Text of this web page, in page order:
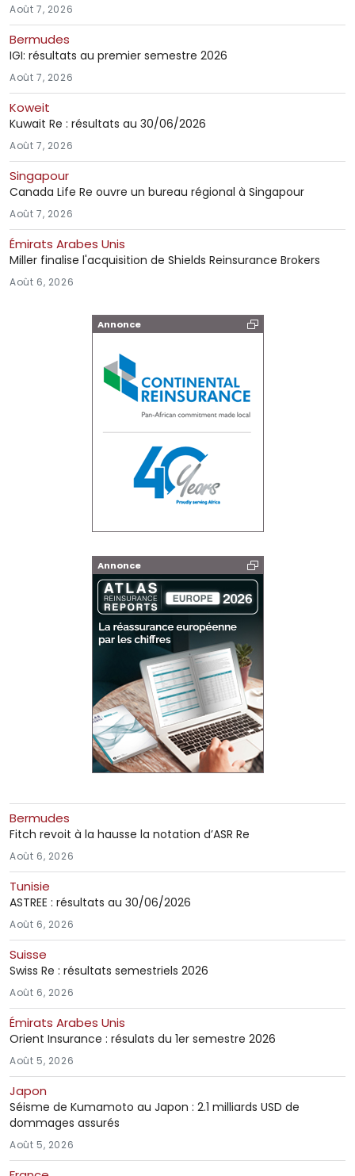
Août 7, 2026
Bermudes
IGI: résultats au premier semestre 2026
Août 7, 2026
Koweit
Kuwait Re : résultats au 30/06/2026
Août 7, 2026
Singapour
Canada Life Re ouvre un bureau régional à Singapour
Août 7, 2026
Émirats Arabes Unis
Miller finalise l'acquisition de Shields Reinsurance Brokers
Août 6, 2026
Annonce
Annonce
Bermudes
Fitch revoit à la hausse la notation d’ASR Re
Août 6, 2026
Tunisie
ASTREE : résultats au 30/06/2026
Août 6, 2026
Suisse
Swiss Re : résultats semestriels 2026
Août 6, 2026
Émirats Arabes Unis
Orient Insurance : résulats du 1er semestre 2026
Août 5, 2026
Japon
Séisme de Kumamoto au Japon : 2.1 milliards USD de
dommages assurés
Août 5, 2026